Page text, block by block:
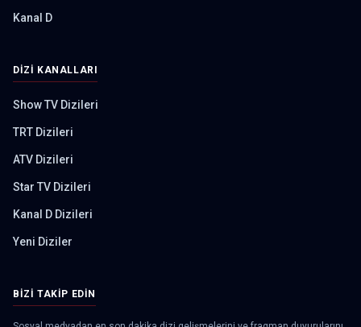
Kanal D
DIZI KANALLARI
Show TV Dizileri
TRT Dizileri
ATV Dizileri
Star TV Dizileri
Kanal D Dizileri
Yeni Diziler
BIZI TAKIP EDIN